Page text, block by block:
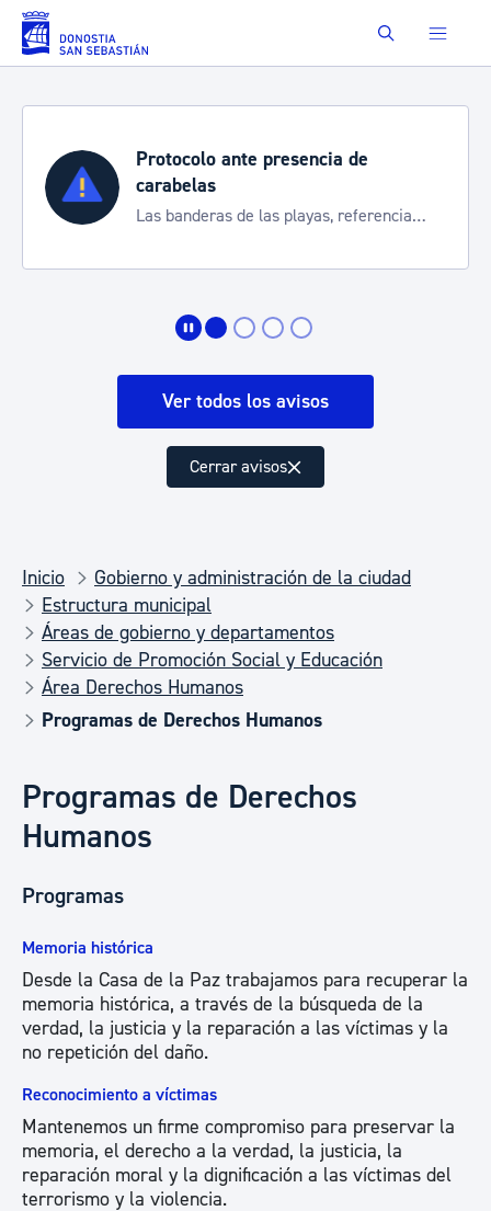
Saltar al contenido principal Buscar
Protocolo ante presencia de
carabelas
Las banderas de las playas, referencia
Ver todos los avisos
Cerrar avisos
Inicio
Gobierno y administración de la ciudad
Estructura municipal
Áreas de gobierno y departamentos
Servicio de Promoción Social y Educación
Área Derechos Humanos
Programas de Derechos Humanos
Programas de Derechos
Humanos
Programas
Memoria histórica
Desde la Casa de la Paz trabajamos para recuperar la
memoria histórica, a través de la búsqueda de la
verdad, la justicia y la reparación a las víctimas y la
no repetición del daño.
Reconocimiento a víctimas
Mantenemos un firme compromiso para preservar la
memoria, el derecho a la verdad, la justicia, la
reparación moral y la dignificación a las víctimas del
terrorismo y la violencia.